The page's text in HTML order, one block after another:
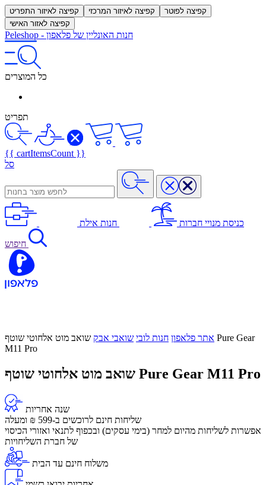
קפיצה לאיזור התפריט קפיצה לאיזור המרכזי
קפיצה לפוטר
קפיצה לאזור האישי
Peleshop - חנות האונליין של פלאפון
כל המוצרים
תפריט
{{ cartItemsCount }}
סל
כניסת מנויי חברות חנות אילת
חיפוש
אתר פלאפון חנות לובי שואבי אבק שואב מוט אלחוטי שוטף Pure Gear
M11 Pro
שואב מוט אלחוטי שוטף Pure Gear M11 Pro
שנה אחריות
שליחות חינם לרוכשים ב-599 ₪ ומעלה
​אפשרות לשליחות מהיום למחר (בימי עסקים) ובכפוף לתנאי ואזורי הכיסוי
של חברת השליחויות
משלוח חינם עד הבית